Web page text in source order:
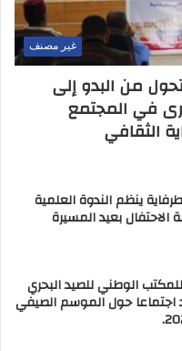
غير مصنف
من البدو إلى
في المجتمع
الثقافي
ينظم الندوة العلمية
بمناسبة الاحتفال بعيد المسيرة
الوطني للصيد البحري
اجتماعا حول الموسم الصيفي